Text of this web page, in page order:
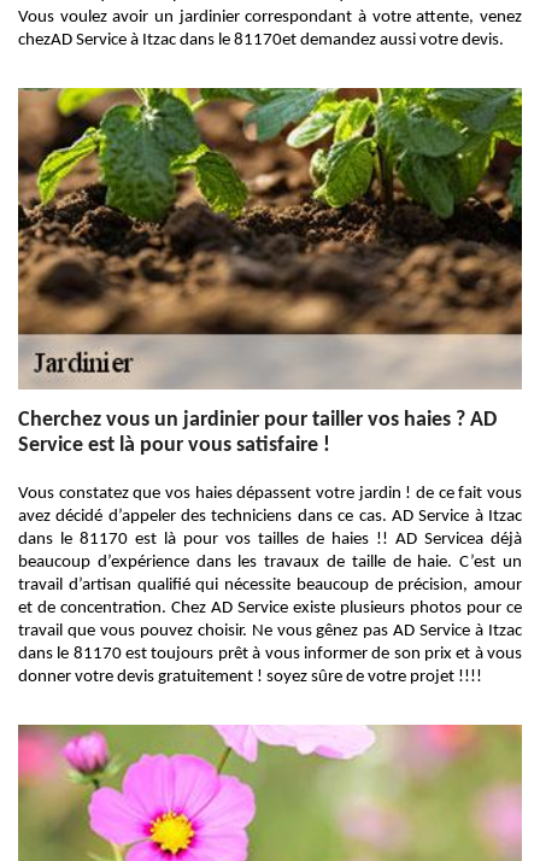
Vous voulez avoir un jardinier correspondant à votre attente, venez
chezAD Service à Itzac dans le 81170et demandez aussi votre devis.
Cherchez vous un jardinier pour tailler vos haies ? AD
Service est là pour vous satisfaire !
Vous constatez que vos haies dépassent votre jardin ! de ce fait vous
avez décidé d’appeler des techniciens dans ce cas. AD Service à Itzac
dans le 81170 est là pour vos tailles de haies !! AD Servicea déjà
beaucoup d’expérience dans les travaux de taille de haie. C’est un
travail d’artisan qualifié qui nécessite beaucoup de précision, amour
et de concentration. Chez AD Service existe plusieurs photos pour ce
travail que vous pouvez choisir. Ne vous gênez pas AD Service à Itzac
dans le 81170 est toujours prêt à vous informer de son prix et à vous
donner votre devis gratuitement ! soyez sûre de votre projet !!!!